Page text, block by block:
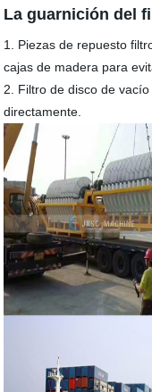
La guarnición del
1. Piezas de repuesto
cajas de madera para
2. Filtro de disco de
directamente.